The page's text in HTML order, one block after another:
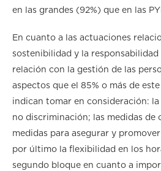
en las grandes (92%) que en las
En cuanto a las actuaciones
sostenibilidad y la
relación con la gestión de las
aspectos que el 85% o más de
indican tomar en consideración:
no discriminación; las medidas de
medidas para asegurar y
por último la flexibilidad en los
segundo bloque en cuanto a